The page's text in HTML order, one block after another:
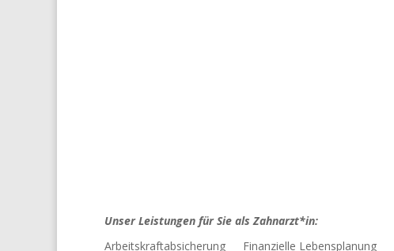
Unser Leistungen für Sie als Zahnarzt*in:
Arbeitskraftabsicherung
Finanzielle Lebensplanung